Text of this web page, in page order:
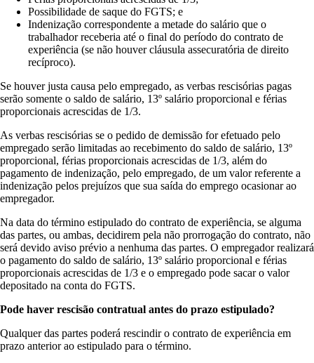
Possibilidade de saque do FGTS; e
Indenização correspondente a metade do salário que o
trabalhador receberia até o final do período do contrato de
experiência (se não houver cláusula assecuratória de direito
recíproco).
Se houver justa causa pelo empregado, as verbas rescisórias pagas
serão somente o saldo de salário, 13º salário proporcional e férias
proporcionais acrescidas de 1/3.
As verbas rescisórias se o pedido de demissão for efetuado pelo
empregado serão limitadas ao recebimento do saldo de salário, 13º
proporcional, férias proporcionais acrescidas de 1/3, além do
pagamento de indenização, pelo empregado, de um valor referente a
indenização pelos prejuízos que sua saída do emprego ocasionar ao
empregador.
Na data do término estipulado do contrato de experiência, se alguma
das partes, ou ambas, decidirem pela não prorrogação do contrato, não
será devido aviso prévio a nenhuma das partes. O empregador realizará
o pagamento do saldo de salário, 13º salário proporcional e férias
proporcionais acrescidas de 1/3 e o empregado pode sacar o valor
depositado na conta do FGTS.
Pode haver rescisão contratual antes do prazo estipulado?
Qualquer das partes poderá rescindir o contrato de experiência em
prazo anterior ao estipulado para o término.